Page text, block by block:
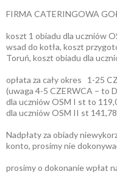
FIRMA CATERINGOWA
koszt 1 obiadu dla uczniów
wsad do kotła, koszt
Toruń, koszt obiadu dla
opłata za cały okres 1-25
(uwaga 4-5 CZERWCA – to
dla uczniów OSM I st to
dla uczniów OSM II st 141,78
Nadpłaty za obiady
konto, prosimy nie
prosimy o dokonanie wpłat